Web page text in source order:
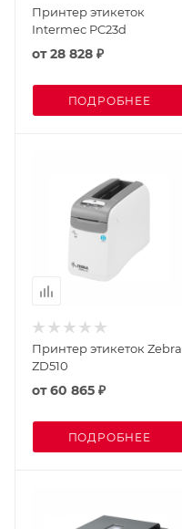
Принтер этикеток
Intermec PC23d
от28 828 ₽
ПОДРОБНЕЕ
Принтер этикеток Zebra
ZD510
от60 865 ₽
ПОДРОБНЕЕ